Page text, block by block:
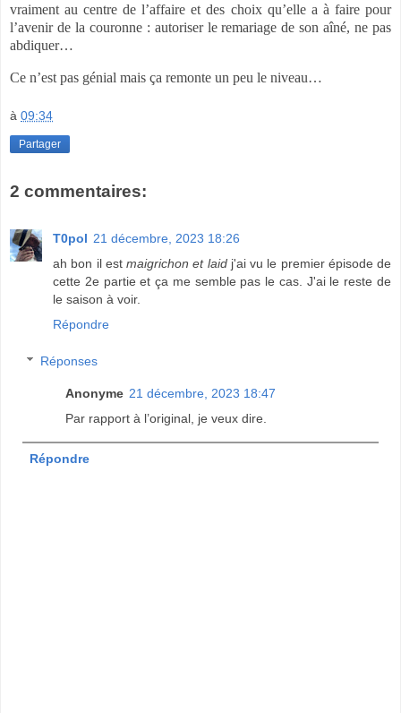
vraiment au centre de l’affaire et des choix qu’elle a à faire pour
l’avenir de la couronne : autoriser le remariage de son aîné, ne pas
abdiquer…
Ce n’est pas génial mais ça remonte un peu le niveau…
à 09:34
Partager
2 commentaires:
T0pol 21 décembre, 2023 18:26
ah bon il est maigrichon et laidj'ai vu le premier épisode de
cette 2e partie et ça me semble pas le cas. J'ai le reste de
le saison à voir.
Répondre
Réponses
Anonyme 21 décembre, 2023 18:47
Par rapport à l’original, je veux dire.
Répondre